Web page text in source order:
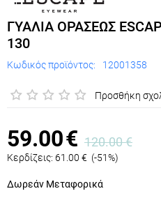
ΓΥΑΛΙΑ ΟΡΑΣΕΩΣ
130
Κωδικός προϊόντος: 12001358
Προσθήκη
59.00€ 120.00€
Κερδίζεις: 61.00 € (-51%)
Δωρεάν Μεταφορικά